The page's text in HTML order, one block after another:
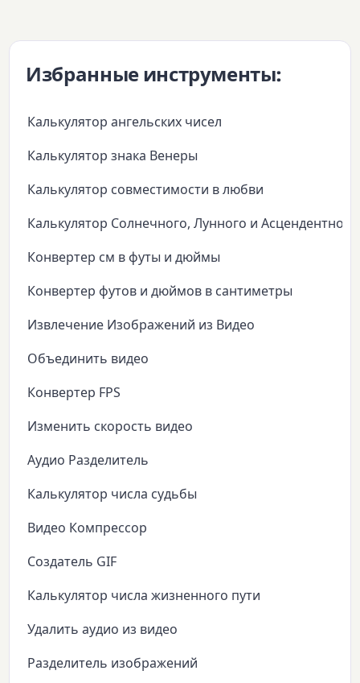
Избранные инструменты:
Калькулятор ангельских чисел
Калькулятор знака Венеры
Калькулятор совместимости в любви
Калькулятор Солнечного, Лунного и Асцендентного
Конвертер см в футы и дюймы
Конвертер футов и дюймов в сантиметры
Извлечение Изображений из Видео
Объединить видео
Конвертер FPS
Изменить скорость видео
Аудио Разделитель
Калькулятор числа судьбы
Видео Компрессор
Создатель GIF
Калькулятор числа жизненного пути
Удалить аудио из видео
Разделитель изображений